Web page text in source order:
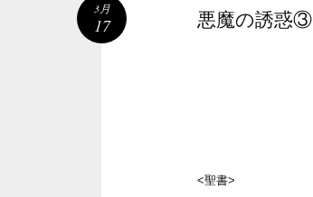
悪魔の誘惑③
<聖書>
3月
17